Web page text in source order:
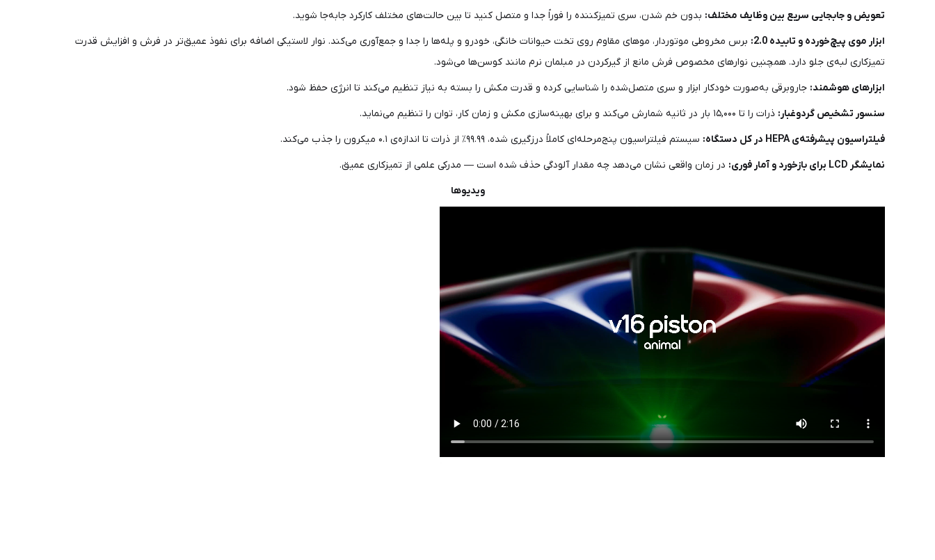
تعویض و جابجایی سریع بین وظایف مختلف: بدون خم شدن، سری تمیزکننده را فوراً جدا و متصل کنید تا بین حالت‌های مختلف کارکرد جابه‌جا شوید.
ابزار موی پیچ‌خورده و تابیده 2.0:
برس مخروطی موتوردار، موهای مقاوم روی تخت حیوانات خانگی، خودرو و پله‌ها را جدا و جمع‌آوری می‌کند. نوار لاستیکی اضافه برای نفوذ عمیق‌تر در فرش و افزایش قدرت
تمیزکاری لبه‌ی جلو دارد. همچنین نوارهای مخصوص فرش مانع از گیرکردن در مبلمان نرم مانند کوسن‌ها می‌شود.
ابزارهای هوشمند: جاروبرقی به‌صورت خودکار ابزار و سری متصل‌شده را شناسایی کرده و قدرت مکش را بسته به نیاز تنظیم می‌کند تا انرژی حفظ شود.
سنسور تشخیص گردوغبار: ذرات را تا ۱۵,۰۰۰ بار در ثانیه شمارش می‌کند و برای بهینه‌سازی مکش و زمان کار، توان را تنظیم می‌نماید.
فیلتراسیون پیشرفته‌ی HEPA در کل دستگاه:
سیستم فیلتراسیون پنج‌مرحله‌ای کاملاً درزگیری شده، ۹۹.۹۹٪ از ذرات تا اندازه‌ی ۰.۱ میکرون را جذب می‌کند.
نمایشگر LCD برای بازخورد و آمار فوری:
در زمان واقعی نشان می‌دهد چه مقدار آلودگی حذف شده است — مدرکی علمی از تمیزکاری عمیق.
ویدیوها